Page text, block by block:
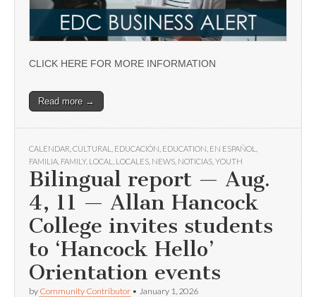
CLICK HERE FOR MORE INFORMATION
Read more →
CALENDAR CULTURAL EDUCACIÓN EDUCATION EN ESPAÑOL
FAMILIA FAMILY, LOCAL LOCALES NEWS NOTICIAS YOUTH
Bilingual report — Aug.
4, 11 — Allan Hancock
College invites students
to ‘Hancock Hello’
Orientation events
by Community Contributor • January 1, 2026